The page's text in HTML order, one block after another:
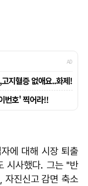
에 대해 시장 퇴출
시사했다. 그는 "반
자진신고 감면 축소